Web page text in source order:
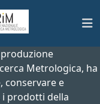
produzione
Metrologica, ha
conservare e
i prodotti della